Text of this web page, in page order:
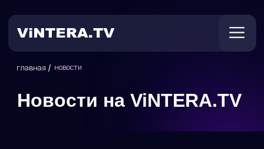
Новости на ViNTERA.TV